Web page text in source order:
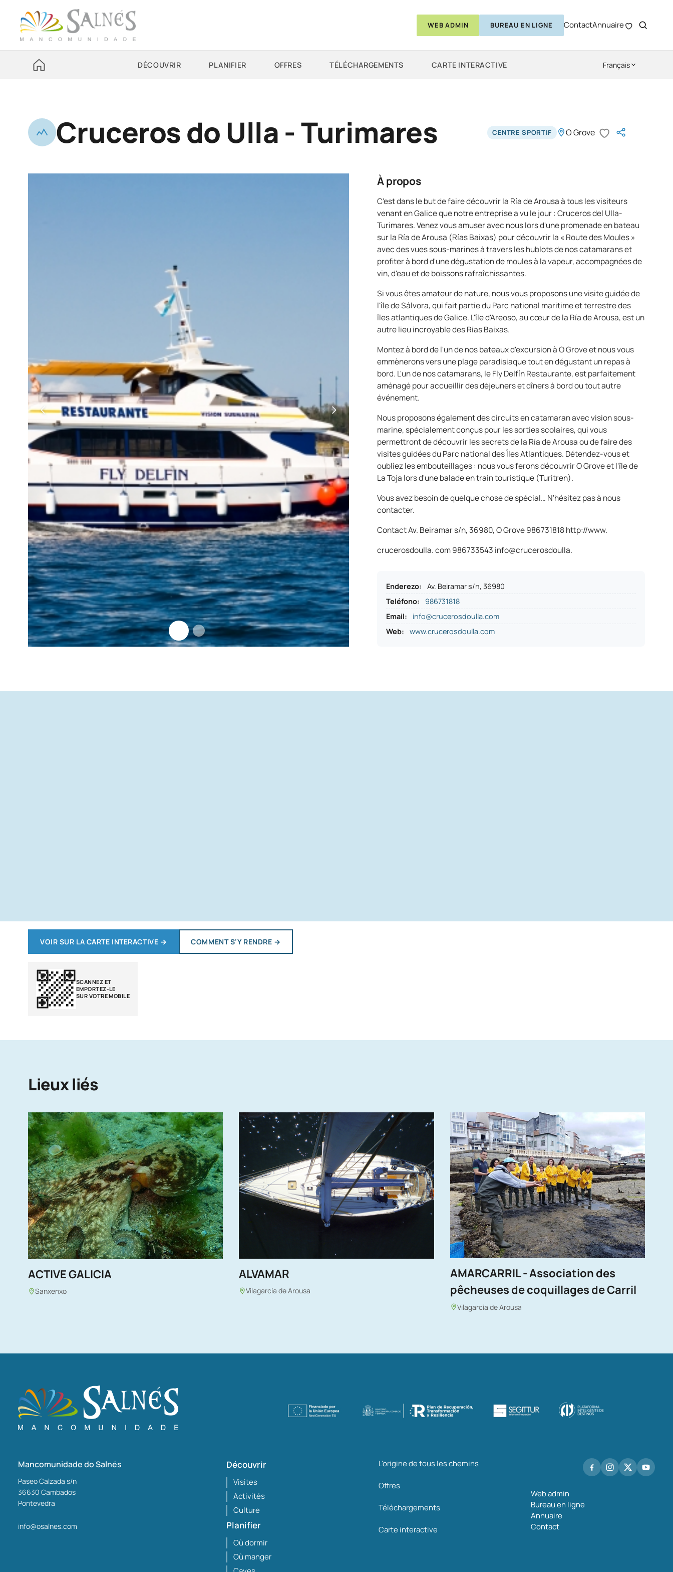
WEB ADMIN BUREAU EN LIGNE ContactAnnuaire
DÉCOUVRIR PLANIFIER OFFRES TÉLÉCHARGEMENTS CARTE INTERACTIVE Français
Cruceros do Ulla - Turimares CENTRE SPORTIF O Grove
À propos
C'est dans le but de faire découvrir la Ría de Arousa à tous les visiteurs
venant en Galice que notre entreprise a vu le jour : Cruceros del Ulla-
Turimares. Venez vous amuser avec nous lors d'une promenade en bateau
sur la Ría de Arousa (Rías Baixas) pour découvrir la « Route des Moules »
avec des vues sous-marines à travers les hublots de nos catamarans et
profiter à bord d'une dégustation de moules à la vapeur, accompagnées de
vin, d'eau et de boissons rafraîchissantes.
Si vous êtes amateur de nature, nous vous proposons une visite guidée de
l'île de Sálvora, qui fait partie du Parc national maritime et terrestre des
îles atlantiques de Galice. L'île d'Areoso, au cœur de la Ría de Arousa, est un
autre lieu incroyable des Rías Baixas.
Montez à bord de l'un de nos bateaux d'excursion à O Grove et nous vous
emmènerons vers une plage paradisiaque tout en dégustant un repas à
bord. L'un de nos catamarans, le Fly Delfín Restaurante, est parfaitement
aménagé pour accueillir des déjeuners et dîners à bord ou tout autre
événement.
Nous proposons également des circuits en catamaran avec vision sous-
marine, spécialement conçus pour les sorties scolaires, qui vous
permettront de découvrir les secrets de la Ría de Arousa ou de faire des
visites guidées du Parc national des Îles Atlantiques. Détendez-vous et
oubliez les embouteillages : nous vous ferons découvrir O Grove et l'île de
La Toja lors d'une balade en train touristique (Turitren).
Vous avez besoin de quelque chose de spécial… N'hésitez pas à nous
contacter.
Contact Av. Beiramar s/n, 36980, O Grove 986731818 http://www.
crucerosdoulla. com 986733543 info@crucerosdoulla.
Enderezo:
Av. Beiramar s/n, 36980
Teléfono:
986731818
Email:
info@crucerosdoulla.com
Web:
www.crucerosdoulla.com
VOIR SUR LA CARTE INTERACTIVE → COMMENT S'Y RENDRE →
SCANNEZ ET
EMPORTEZ-LE
SUR VOTRE MOBILE
Lieux liés
ACTIVE GALICIA
Sanxenxo
ALVAMAR
Vilagarcía de Arousa
AMARCARRIL - Association des
pêcheuses de coquillages de Carril
Vilagarcía de Arousa
Mancomunidade do Salnés
Paseo Calzada s/n
36630 Cambados
Pontevedra
info@osalnes.com
Découvrir
Visites
Activités
Culture
Planifier
Où dormir
Où manger
L'origine de tous les chemins
Offres
Téléchargements
Carte interactive
Web admin
Bureau en ligne
Annuaire
Contact